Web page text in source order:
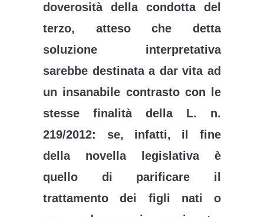
doverosità della condotta del
terzo, atteso che detta
soluzione interpretativa
sarebbe destinata a dar vita ad
un insanabile contrasto con le
stesse finalità della L. n.
219/2012: se, infatti, il fine
della novella legislativa è
quello di parificare il
trattamento dei figli nati o